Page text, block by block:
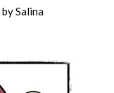
bySalina